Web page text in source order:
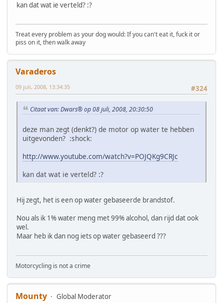
kan dat wat ie verteld? :?
Treat every problem as your dog would: If you can't eat it, fuck it or
piss on it, then walk away
Varaderos
#324
09 juli, 2008, 13:34:35
Citaat van: Dwars® op 08 juli, 2008, 20:30:50
deze man zegt (denkt?) de motor op water te hebben
uitgevonden? :shock:
http://www.youtube.com/watch?v=POJQKg9CRJc
kan dat wat ie verteld? :?
Hij zegt, het is een op water gebaseerde brandstof.
Nou als ik 1% water meng met 99% alcohol, dan rijd dat ook
wel.
Maar heb ik dan nog iets op water gebaseerd ???
Motorcycling is not a crime
Mounty
Global Moderator